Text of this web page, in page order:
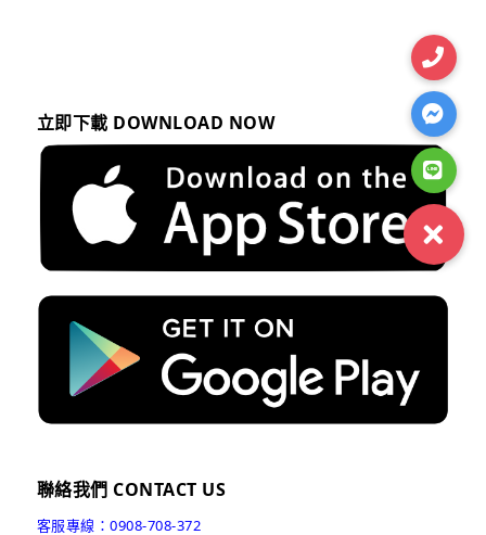
立即下載 DOWNLOAD NOW
聯絡我們 CONTACT US
客服專線：0908-708-372